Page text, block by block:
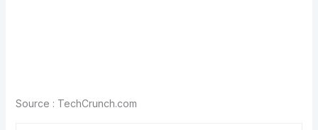
Source : TechCrunch.com